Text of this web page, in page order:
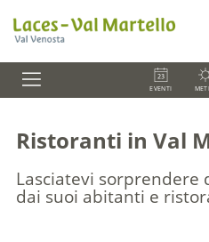
EVENTI
Ristoranti in Val
Lasciatevi sorprendere
dai suoi abitanti e